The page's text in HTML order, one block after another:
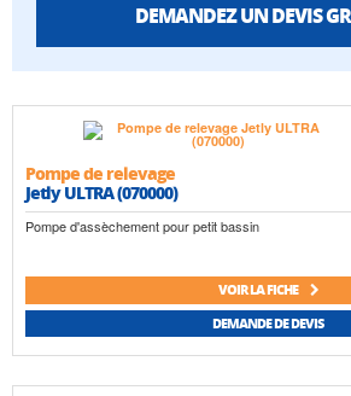
DEMANDEZ UN DEVIS
Pompe de relevage
Jetly ULTRA (070000)
Pompe d'assèchement pour petit bassin
VOIR LA FICHE
DEMANDE DE DEVIS